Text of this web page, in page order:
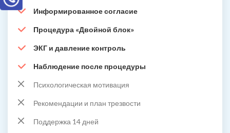
Информированное согласие
Процедура «Двойной блок»
ЭКГ и давление контроль
Наблюдение после процедуры
Психологическая мотивация
Рекомендации и план трезвости
Поддержка 14 дней